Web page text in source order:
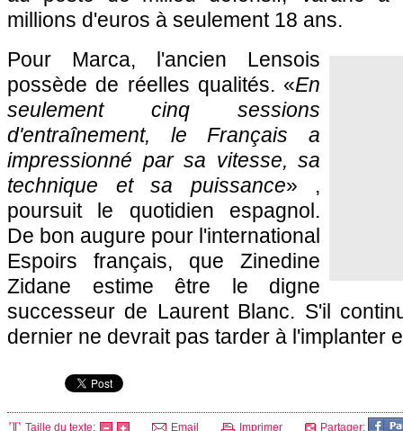
millions d'euros à seulement 18 ans.
Pour Marca, l'ancien Lensois
possède de réelles qualités. «En
seulement cinq sessions
d'entraînement, le Français a
impressionné par sa vitesse, sa
technique et sa puissance» ,
poursuit le quotidien espagnol.
De bon augure pour l'international
Espoirs français, que Zinedine
Zidane estime être le digne
successeur de Laurent Blanc. S'il
dernier ne devrait pas tarder à l'implanter
Taille du texte: Email Imprimer Partager: